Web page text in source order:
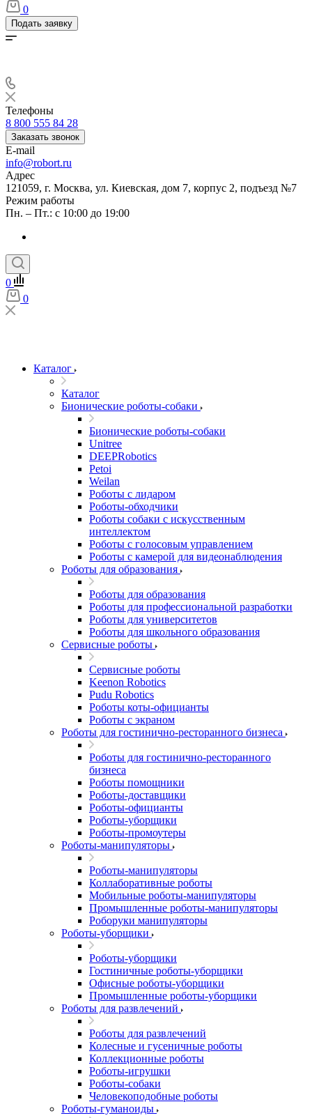
0
Подать заявку
Телефоны
8 800 555 84 28
Заказать звонок
E-mail
info@robort.ru
Адрес
121059, г. Москва, ул. Киевская, дом 7, корпус 2, подъезд №7
Режим работы
Пн. – Пт.: с 10:00 до 19:00
0
0
Каталог
Каталог
Бионические роботы-собаки
Бионические роботы-собаки
Unitree
DEEPRobotics
Petoi
Weilan
Роботы с лидаром
Роботы-обходчики
Роботы собаки с искусственным
интеллектом
Роботы с голосовым управлением
Роботы с камерой для видеонаблюдения
Роботы для образования
Роботы для образования
Роботы для профессиональной разработки
Роботы для университетов
Роботы для школьного образования
Сервисные роботы
Сервисные роботы
Keenon Robotics
Pudu Robotics
Роботы коты-официанты
Роботы с экраном
Роботы для гостинично-ресторанного бизнеса
Роботы для гостинично-ресторанного
бизнеса
Роботы помощники
Роботы-доставщики
Роботы-официанты
Роботы-уборщики
Роботы-промоутеры
Роботы-манипуляторы
Роботы-манипуляторы
Коллаборативные роботы
Мобильные роботы-манипуляторы
Промышленные роботы-манипуляторы
Роборуки манипуляторы
Роботы-уборщики
Роботы-уборщики
Гостиничные роботы-уборщики
Офисные роботы-уборщики
Промышленные роботы-уборщики
Роботы для развлечений
Роботы для развлечений
Колесные и гусеничные роботы
Коллекционные роботы
Роботы-игрушки
Роботы-собаки
Человекоподобные роботы
Роботы-гуманоиды